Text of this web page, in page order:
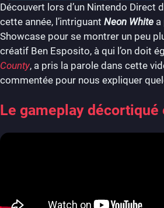
Découvert lors d’un Nintendo Direct
cette année, l’intriguant Neon White a
Showcase pour se montrer un peu
créatif Ben Esposito, à qui l’on doit
County, a pris la parole dans cette
commentée pour nous expliquer
Le gameplay décortiqué